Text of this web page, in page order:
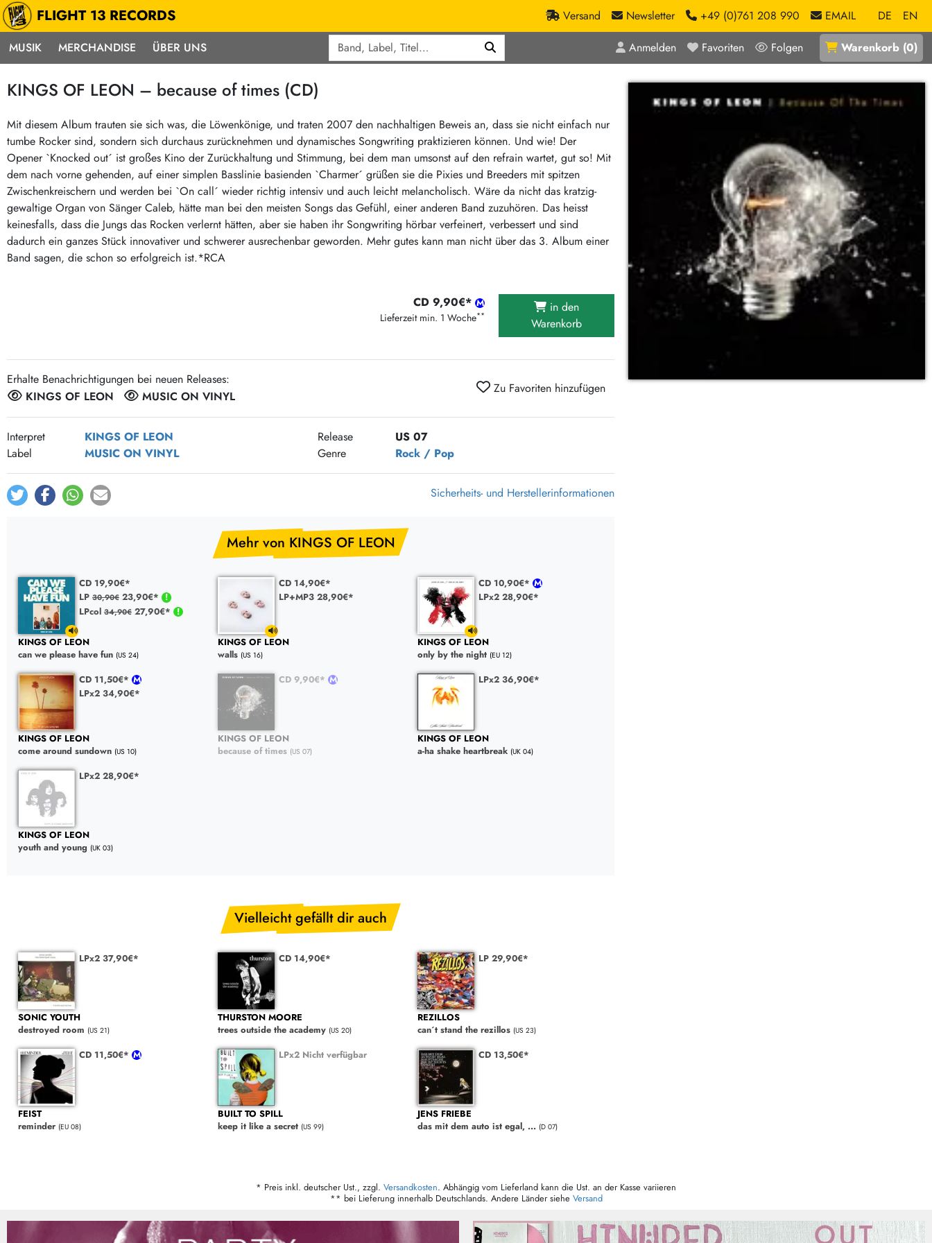
FLIGHT 13 RECORDS Versand Newsletter +49 (0)761 208 990 EMAIL DE
EN
MUSIK
Musik
Alle Neuheiten
Pre-Order
Highlights
Exklusiv & Limitiert
Neu auf Lager
Sonderangebote
Midprice
Mehr…
Punk / HC
Hardcore
Emo
Postpunk / New Wave
Punkrock
60s / Garage
Beat / Surf
60s / Garage / R´n´R
Gitarre
Electronic
Neoklassik
Abstract / Ambient
Electronic Goods
Reggae/Ska
Soul / Exotica / Jazz
Ska
Hiphop
Reggae / Dub
Crazysane Günstiger
Fuzzorama günstiger
Tapete Records günstiger
Sunny Sunny Bastards Summer 26
Warner Rockerwochen
Universal Vinyl Günstig
Music on Vinyl-Aktion
375 Aktion Vinyl Q3 2026
FLIGHT 13 REC. SALE
Unter Schafen-Vinyl günstig
MERCHANDISE ÜBER UNS Anmelden Favoriten Folgen Warenkorb (0)
KINGS OF LEON – because of times (CD)
Mit diesem Album trauten sie sich was, die Löwenkönige, und traten 2007 den nachhaltigen Beweis an, dass sie nicht einfach nur
tumbe Rocker sind, sondern sich durchaus zurücknehmen und dynamisches Songwriting praktizieren können. Und wie! Der
Opener `Knocked out´ ist großes Kino der Zurückhaltung und Stimmung, bei dem man umsonst auf den refrain wartet, gut so! Mit
dem nach vorne gehenden, auf einer simplen Basslinie basienden `Charmer´ grüßen sie die Pixies und Breeders mit spitzen
Zwischenkreischern und werden bei `On call´ wieder richtig intensiv und auch leicht melancholisch. Wäre da nicht das kratzig-
gewaltige Organ von Sänger Caleb, hätte man bei den meisten Songs das Gefühl, einer anderen Band zuzuhören. Das heisst
keinesfalls, dass die Jungs das Rocken verlernt hätten, aber sie haben ihr Songwriting hörbar verfeinert, verbessert und sind
dadurch ein ganzes Stück innovativer und schwerer ausrechenbar geworden. Mehr gutes kann man nicht über das 3. Album einer
Band sagen, die schon so erfolgreich ist.*RCA
CD 9,90€*
Lieferzeit min. 1 Woche**
in den
Warenkorb
Erhalte Benachrichtigungen bei neuen Releases:
KINGS OF LEON
MUSIC ON VINYL
Zu Favoriten hinzufügen
Interpret KINGS OF LEON Release
US 07
Label
MUSIC ON VINYL Genre Rock / Pop
Sicherheits- und Herstellerinformationen
Mehr von KINGS OF LEON
CD 19,90€*
LP 30,90€23,90€*
LPcol 34,90€27,90€*
KINGS OF LEON
can we please have fun (US 24)
CD 14,90€*
LP+MP3 28,90€*
KINGS OF LEON
walls (US 16)
CD 10,90€*
LPx2 28,90€*
KINGS OF LEON
only by the night (EU 12)
CD 11,50€*
LPx2 34,90€*
KINGS OF LEON
come around sundown (US 10)
CD 9,90€*
KINGS OF LEON
because of times (US 07)
LPx2 36,90€*
KINGS OF LEON
a-ha shake heartbreak (UK 04)
LPx2 28,90€*
KINGS OF LEON
youth and young (UK 03)
Vielleicht gefällt dir auch
LPx2 37,90€*
SONIC YOUTH
destroyed room (US 21)
CD 14,90€*
THURSTON MOORE
trees outside the academy (US 20)
LP 29,90€*
REZILLOS
can´t stand the rezillos (US 23)
CD 11,50€*
FEIST
reminder (EU 08)
LPx2 Nicht verfügbar
BUILT TO SPILL
keep it like a secret (US 99)
CD 13,50€*
JENS FRIEBE
das mit dem auto ist egal, ... (D 07)
* Preis inkl. deutscher Ust., zzgl. Versandkosten. Abhängig vom Lieferland kann die Ust. an der Kasse variieren
** bei Lieferung innerhalb Deutschlands. Andere Länder siehe Versand